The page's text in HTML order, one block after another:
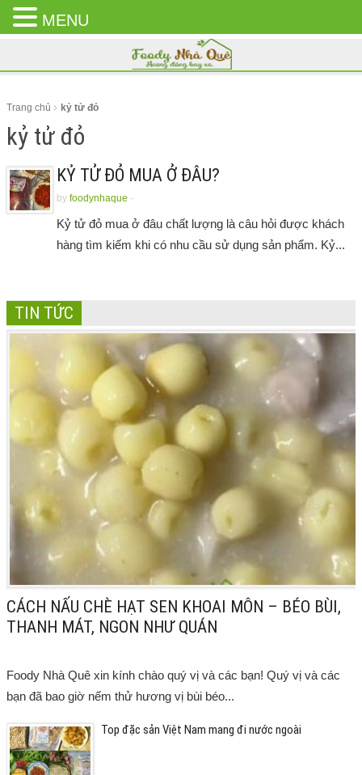
CLOSE
MENU
Trang chủ kỷ tử đỏ
kỷ tử đỏ
KỶ TỬ ĐỎ MUA Ở ĐÂU?
by foodynhaque -
Kỷ tử đỏ mua ở đâu chất lượng là câu hỏi được khách
hàng tìm kiếm khi có nhu cầu sử dụng sản phẩm. Kỷ...
TIN TỨC
CÁCH NẤU CHÈ HẠT SEN KHOAI MÔN – BÉO BÙI,
THANH MÁT, NGON NHƯ QUÁN
Foody Nhà Quê xin kính chào quý vị và các bạn! Quý vị và các
bạn đã bao giờ nếm thử hương vị bùi béo...
Top đặc sản Việt Nam mang đi nước ngoài
MENU